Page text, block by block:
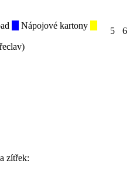
Nápojové kartony
5 6
zítřek: